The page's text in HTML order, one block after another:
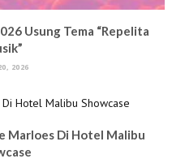
Usung Tema “Repelita
2026
Marloes Di Hotel Malibu